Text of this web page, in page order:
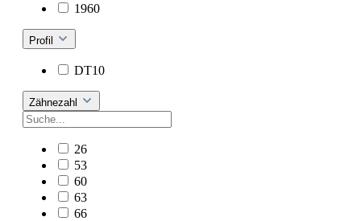
1960
Profil
DT10
Zähnezahl
26
53
60
63
66